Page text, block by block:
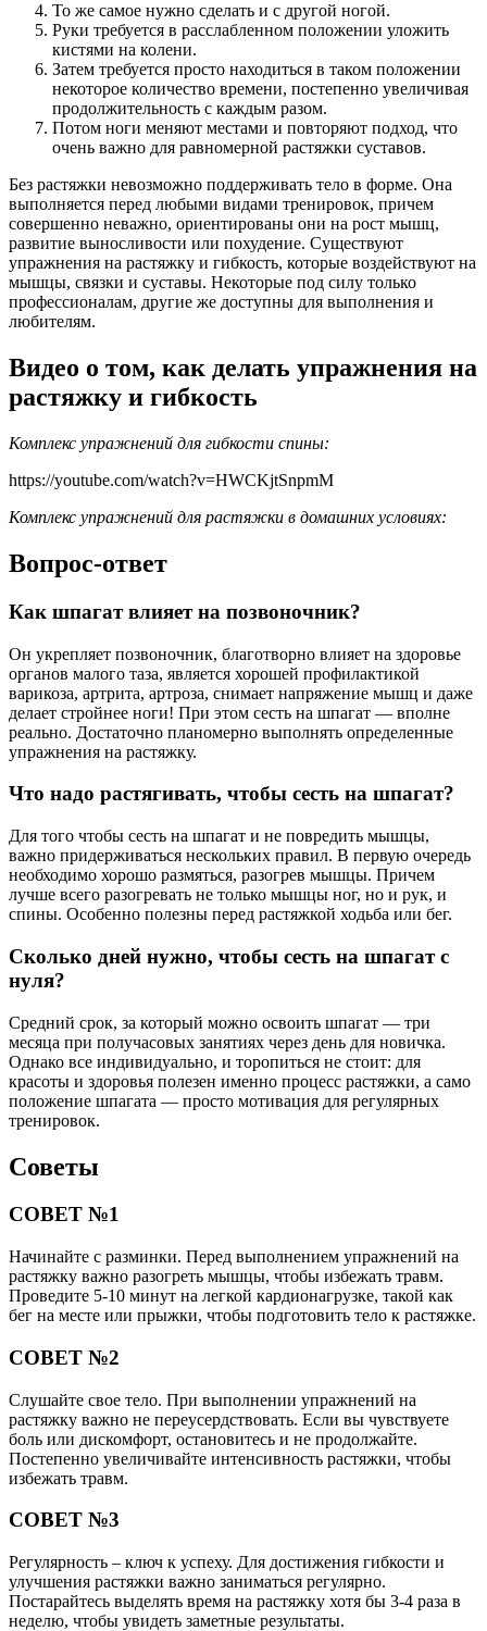
То же самое нужно сделать и с другой ногой.
Руки требуется в расслабленном положении уложить
кистями на колени.
Затем требуется просто находиться в таком положении
некоторое количество времени, постепенно увеличивая
продолжительность с каждым разом.
Потом ноги меняют местами и повторяют подход, что
очень важно для равномерной растяжки суставов.
Без растяжки невозможно поддерживать тело в форме. Она
выполняется перед любыми видами тренировок, причем
совершенно неважно, ориентированы они на рост мышц,
развитие выносливости или похудение. Существуют
упражнения на растяжку и гибкость, которые воздействуют на
мышцы, связки и суставы. Некоторые под силу только
профессионалам, другие же доступны для выполнения и
любителям.
Видео о том, как делать упражнения на
растяжку и гибкость
Комплекс упражнений для гибкости спины:
https://youtube.com/watch?v=HWCKjtSnpmM
Комплекс упражнений для растяжки в домашних условиях:
Вопрос-ответ
Как шпагат влияет на позвоночник?
Он укрепляет позвоночник, благотворно влияет на здоровье
органов малого таза, является хорошей профилактикой
варикоза, артрита, артроза, снимает напряжение мышц и даже
делает стройнее ноги! При этом сесть на шпагат — вполне
реально. Достаточно планомерно выполнять определенные
упражнения на растяжку.
Что надо растягивать, чтобы сесть на шпагат?
Для того чтобы сесть на шпагат и не повредить мышцы,
важно придерживаться нескольких правил. В первую очередь
необходимо хорошо размяться, разогрев мышцы. Причем
лучше всего разогревать не только мышцы ног, но и рук, и
спины. Особенно полезны перед растяжкой ходьба или бег.
Сколько дней нужно, чтобы сесть на шпагат с
нуля?
Средний срок, за который можно освоить шпагат — три
месяца при получасовых занятиях через день для новичка.
Однако все индивидуально, и торопиться не стоит: для
красоты и здоровья полезен именно процесс растяжки, а само
положение шпагата — просто мотивация для регулярных
тренировок.
Советы
СОВЕТ №1
Начинайте с разминки. Перед выполнением упражнений на
растяжку важно разогреть мышцы, чтобы избежать травм.
Проведите 5-10 минут на легкой кардионагрузке, такой как
бег на месте или прыжки, чтобы подготовить тело к растяжке.
СОВЕТ №2
Слушайте свое тело. При выполнении упражнений на
растяжку важно не переусердствовать. Если вы чувствуете
боль или дискомфорт, остановитесь и не продолжайте.
Постепенно увеличивайте интенсивность растяжки, чтобы
избежать травм.
СОВЕТ №3
Регулярность – ключ к успеху. Для достижения гибкости и
улучшения растяжки важно заниматься регулярно.
Постарайтесь выделять время на растяжку хотя бы 3-4 раза в
неделю, чтобы увидеть заметные результаты.